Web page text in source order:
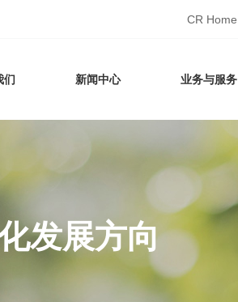
CR Home
们 新闻中心 业务与服务
发展方向